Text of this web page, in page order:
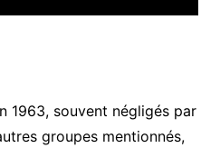
1963, souvent négligés par
groupes mentionnés,